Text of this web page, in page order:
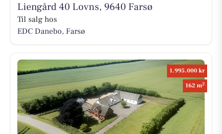
Liengård 40 Lovns, 9640 Farsø
Til salg hos
EDC Danebo, Farsø
1.995.000 kr
162 m2